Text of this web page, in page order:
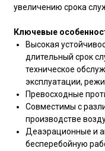
увеличению срока
Ключевые
Высокая
длительный срок
техническое
эксплуатации,
Превосходные
Совместимы с
производстве
Деаэрационные и
бесперебойную